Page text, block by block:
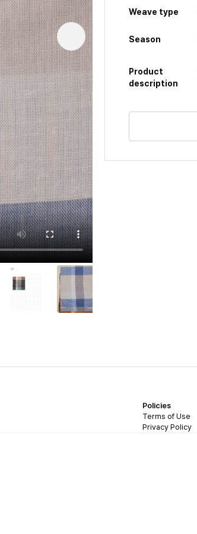
Weave type
Season
Product
description
Policies
Terms of Use
Privacy Policy